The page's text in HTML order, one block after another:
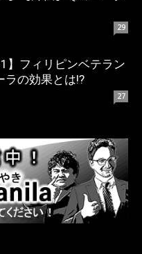
29
】フィリピンベテラン
ラの効果とは!?
27